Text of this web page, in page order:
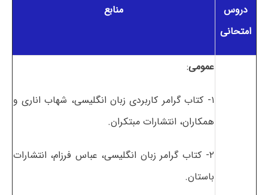
دروس
امتحانی
منابع
عمومی:
۱- کتاب گرامر کاربردی زبان انگلیسی، شهاب اناری و
همکاران، انتشارات مبتکران.
۲- کتاب گرامر زبان انگلیسی، عباس فرزام، انتشارات
باستان.